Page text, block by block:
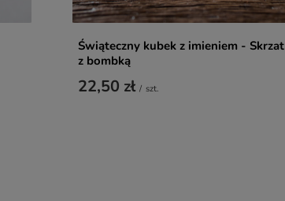
Świąteczny kubek z imieniem - Skrzat
z bombką
22,50 zł / szt.